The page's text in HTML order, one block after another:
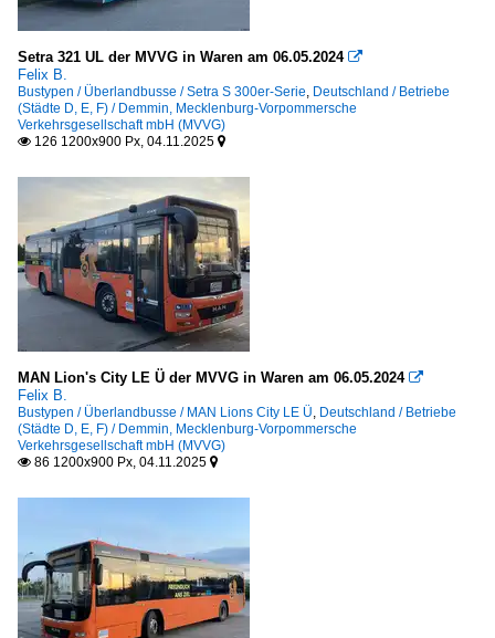
Setra 321 UL der MVVG in Waren am 06.05.2024 
Felix B.
Bustypen / Überlandbusse / Setra S 300er-Serie, Deutschland / Betriebe
(Städte D, E, F) / Demmin, Mecklenburg-Vorpommersche
Verkehrsgesellschaft mbH (MVVG)
 126 1200x900 Px, 04.11.2025 
MAN Lion's City LE Ü der MVVG in Waren am 06.05.2024 
Felix B.
Bustypen / Überlandbusse / MAN Lions City LE Ü, Deutschland / Betriebe
(Städte D, E, F) / Demmin, Mecklenburg-Vorpommersche
Verkehrsgesellschaft mbH (MVVG)
 86 1200x900 Px, 04.11.2025 